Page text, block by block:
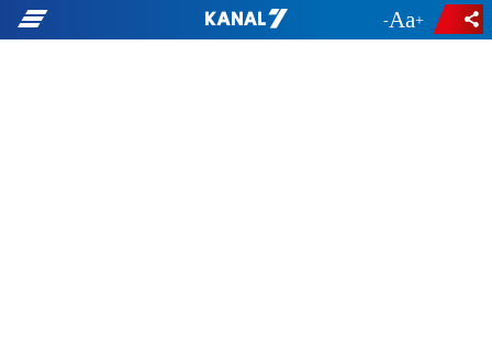
- +